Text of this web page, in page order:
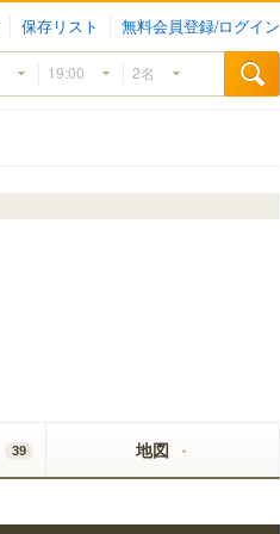
保存リスト 無料会員登録/ログイン
39 地図